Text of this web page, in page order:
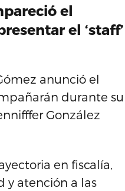
el
el ‘staff’
anunció el
durante su
González
en fiscalía,
y atención a las